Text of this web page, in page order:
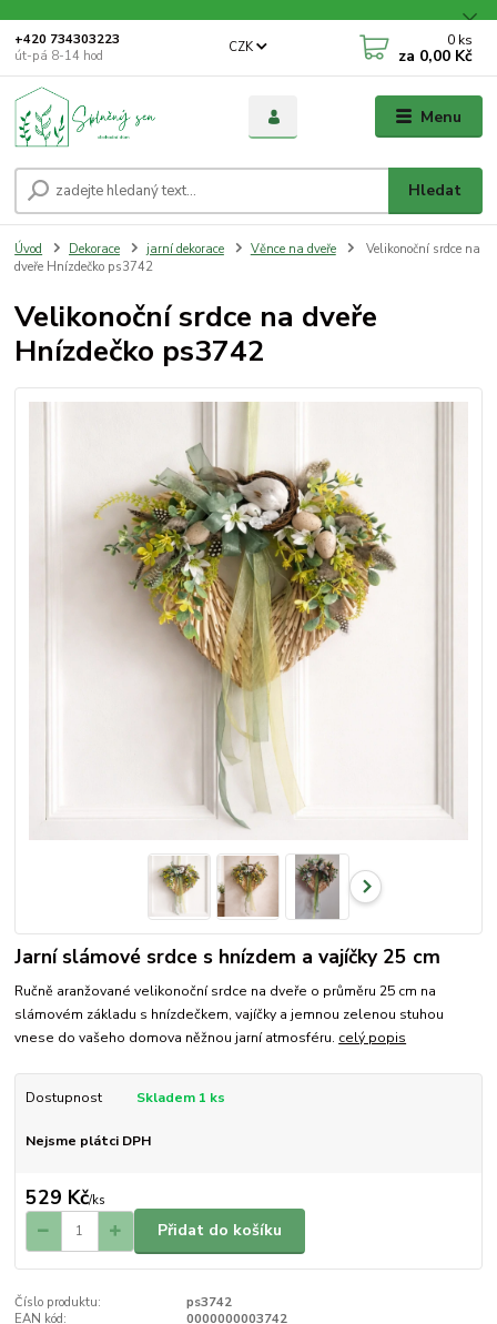
Menu
CZK
Hledat
+420 734303223
út-pá 8-14 hod
0 ks
za 0,00 Kč
Úvod Dekorace jarní dekorace Věnce na dveře
Velikonoční srdce na
dveře Hnízdečko ps3742
Velikonoční srdce na dveře
Hnízdečko ps3742
Jarní slámové srdce s hnízdem a vajíčky 25 cm
Ručně aranžované velikonoční srdce na dveře o průměru 25 cm na
slámovém základu s hnízdečkem, vajíčky a jemnou zelenou stuhou
vnese do vašeho domova něžnou jarní atmosféru. celý popis
Dostupnost Skladem 1 ks
Nejsme plátci DPH
529 Kč/ks
Přidat do košíku
Číslo produktu:
ps3742
EAN kód:
0000000003742